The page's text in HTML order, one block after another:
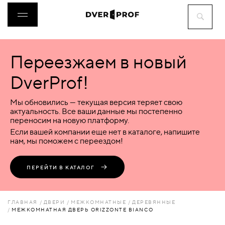
ДВЕРИ
ФУРНИТУРА
ВОРОТА
ПЕРЕГОРОДКИ
Переезжаем в новый
DverProf!
Мы обновились — текущая версия теряет свою
актуальность. Все ваши данные мы постепенно
переносим на новую платформу.
Если вашей компании еще нет в каталоге, напишите
нам, мы поможем с переездом!
ПЕРЕЙТИ В КАТАЛОГ
ГЛАВНАЯ ДВЕРИ МЕЖКОМНАТНЫЕ
ДЕРЕВЯННЫЕ
МЕЖКОМНАТНАЯ ДВЕРЬ ORIZZONTE BIANCO